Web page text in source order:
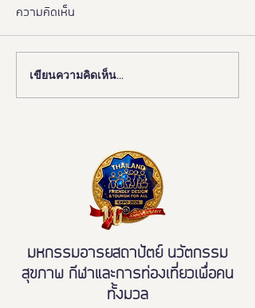
งานดี “ยูดี” ที่ทุกคนต้องห้าม
พลาด!
ความคิดเห็น
เขียนความคิดเห็น…
มหกรรมอารยสถาปัตย์ นวัตกรรม
สุขภาพ กีฬาและการท่องเที่ยวเพื่อคน
ทั้งมวล